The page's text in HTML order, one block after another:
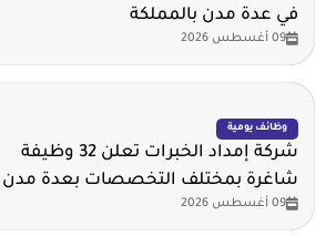
في عدة مدن بالمملكة
09 أغسطس 2026
وظائف يومية
شركة إمداد الخبرات تعلن 32 وظيفة
شاغرة بمختلف التخصصات بعدة مدن
09 أغسطس 2026